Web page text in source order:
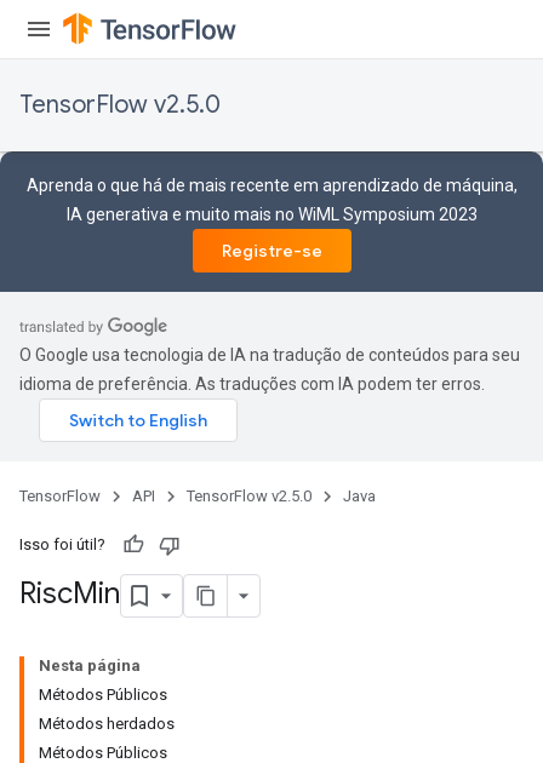
TensorFlow v2.5.0
Aprenda o que há de mais recente em aprendizado de máquina,
IA generativa e muito mais no WiML Symposium 2023
Registre-se
O Google usa tecnologia de IA na tradução de conteúdos para seu
idioma de preferência. As traduções com IA podem ter erros.
TensorFlow API TensorFlow v2.5.0 Java
Isso foi útil?
RiscMin
Nesta página
Métodos Públicos
Métodos herdados
Métodos Públicos